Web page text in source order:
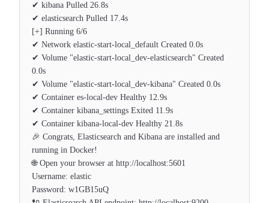
✔ kibana Pulled 26.8s
✔ elasticsearch Pulled 17.4s
[+] Running 6/6
✔ Network elastic-start-local_default Created 0.0s
✔ Volume "elastic-start-local_dev-elasticsearch" Created
0.0s
✔ Volume "elastic-start-local_dev-kibana" Created 0.0s
✔ Container es-local-dev Healthy 12.9s
✔ Container kibana_settings Exited 11.9s
✔ Container kibana-local-dev Healthy 21.8s
🎉 Congrats, Elasticsearch and Kibana are installed and
running in Docker!
🌐 Open your browser at http://localhost:5601
Username: elastic
Password: w1GB15uQ